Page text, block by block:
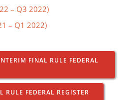
– Q3 2022)
– Q1 2022)
FINAL RULE FEDERAL
FEDERAL REGISTER